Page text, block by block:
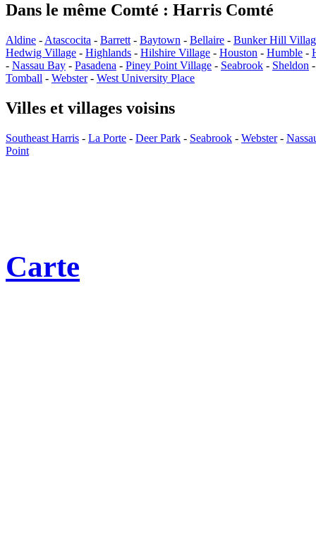
Dans le même Comté : Harris Comté
Aldine - Atascocita - Barrett - Baytown - Bellaire - Bunker Hill
Hedwig Village - Highlands - Hilshire Village - Houston - Humble -
- Nassau Bay - Pasadena - Piney Point Village - Seabrook - Sheldon
Tomball - Webster- West University Place
Villes et villages voisins
Southeast Harris - La Porte - Deer Park - Seabrook - Webster-
Point
Carte